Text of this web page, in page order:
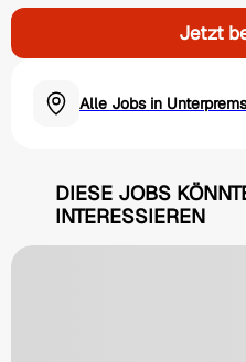
Jetzt
Alle Jobs in
DIESE JOBS
INTERESSIEREN